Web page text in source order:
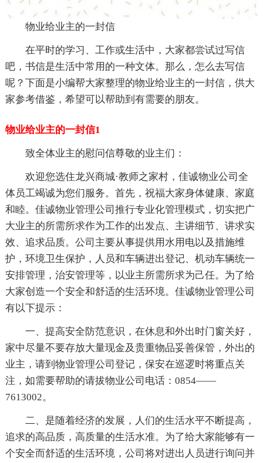
物业给业主的一封信
在平时的学习、工作或生活中，大家都尝试过写信
吧，书信是生活中常用的一种文体。那么，怎么去写信
呢？下面是小编帮大家整理的物业给业主的一封信，供大
家参考借鉴，希望可以帮助到有需要的朋友。
物业给业主的一封信1
致全体业主的慰问信尊敬的业主们：
欢迎您选住龙兴商城·教师之家村，佳诚物业公司全
体员工竭诚为您们服务。首先，祝福大家身体健康、家庭
和睦。佳诚物业管理公司推行专业化管理模式，切实把广
大业主的所需所求作为工作的出发点、主讲细节、讲求实
效、追求品质。公司主要从事提供用水用电以及措施维
护，环境卫生保护，人员和车辆进出登记、机动车辆统一
安排管理，治安管理等，以业主所需所求为己任。为了给
大家创造一个安全和舒适的生活环境。佳诚物业管理公司
有以下提示：
一、提高安全防范意识，在休息和外出时门窗关好，
家中尽量不要存放大量现金及贵重物品妥善保管，外出的
业主，请到物业管理公司登记，保安在巡逻时将重点关
注，如需要帮助的请拔物业公司电话：0854——
7613002。
二、是随着经济的发展，人们的生活水平不断提高，
追求的高品质，高质量的生活水准。为了给大家能够有一
个安全而舒适的生活环境，公司将对进出人员进行询问并